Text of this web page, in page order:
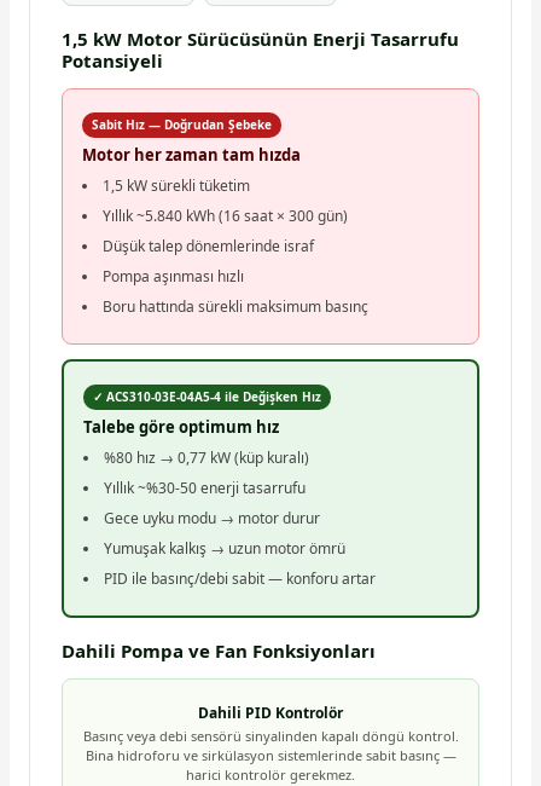
1,5 kW Motor Sürücüsünün Enerji Tasarrufu
Potansiyeli
Sabit Hız — Doğrudan Şebeke
Motor her zaman tam hızda
1,5 kW sürekli tüketim
Yıllık ~5.840 kWh (16 saat × 300 gün)
Düşük talep dönemlerinde israf
Pompa aşınması hızlı
Boru hattında sürekli maksimum basınç
✓ ACS310-03E-04A5-4 ile Değişken Hız
Talebe göre optimum hız
%80 hız → 0,77 kW (küp kuralı)
Yıllık ~%30-50 enerji tasarrufu
Gece uyku modu → motor durur
Yumuşak kalkış → uzun motor ömrü
PID ile basınç/debi sabit — konforu artar
Dahili Pompa ve Fan Fonksiyonları
Dahili PID Kontrolör
Basınç veya debi sensörü sinyalinden kapalı döngü kontrol.
Bina hidroforu ve sirkülasyon sistemlerinde sabit basınç —
harici kontrolör gerekmez.